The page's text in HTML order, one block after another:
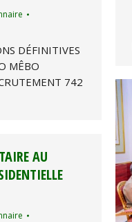
DÉFINITIVES
MÊBO
742
AU